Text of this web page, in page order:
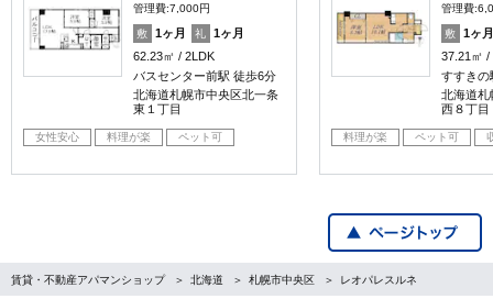
管理費:7,000円
敷 1ヶ月 礼
1ヶ月
62.23㎡
2LDK
バスセンター前駅 徒歩6分
北海道札幌市中央区北一条
東１丁目
女性安心 料理が楽 ペット可
管理費
敷
1ヶ月
37.21㎡
すすきの
北海道札
西８丁目
料理が楽 ペット可
賃貸・不動産アパマンショップ 北海道 札幌市中央区 レオパレスルネ